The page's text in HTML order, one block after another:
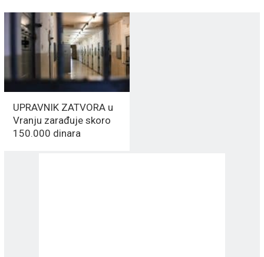
UPRAVNIK ZATVORA u
Vranju zarađuje skoro
150.000 dinara